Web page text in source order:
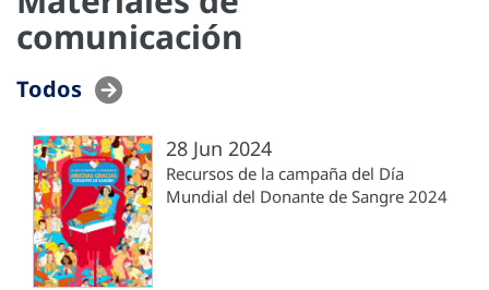
comunicación
Todos
28 Jun 2024
Recursos de la campaña del Día
Mundial del Donante de Sangre 2024